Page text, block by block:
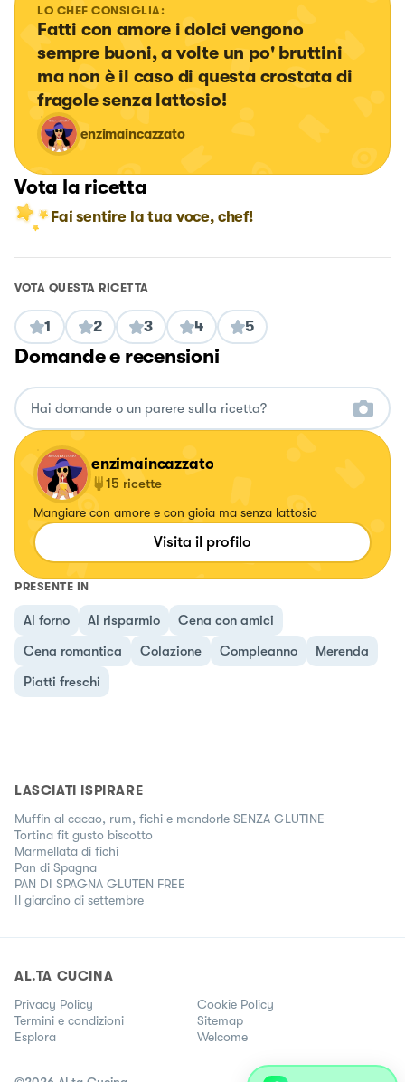
LO CHEF CONSIGLIA:
Fatti con amore i dolci vengono
sempre buoni, a volte un po' bruttini
ma non è il caso di questa crostata di
fragole senza lattosio!
enzimaincazzato
Vota la ricetta
Fai sentire la tua voce, chef!
VOTA QUESTA RICETTA
1 2 3 4 5
Domande e recensioni
enzimaincazzato
15 ricette
Mangiare con amore e con gioia ma senza lattosio
Visita il profilo
PRESENTE IN
Al forno Al risparmio
Cena con amici
Cena romantica
Colazione Compleanno
Merenda
Piatti freschi
LASCIATI ISPIRARE
Muffin al cacao, rum, fichi e mandorle SENZA GLUTINE
Tortina fit gusto biscotto
Marmellata di fichi
Pan di Spagna
PAN DI SPAGNA GLUTEN FREE
Il giardino di settembre
AL.TA CUCINA
Privacy Policy
Cookie Policy
Termini e condizioni
Sitemap
Esplora
Welcome